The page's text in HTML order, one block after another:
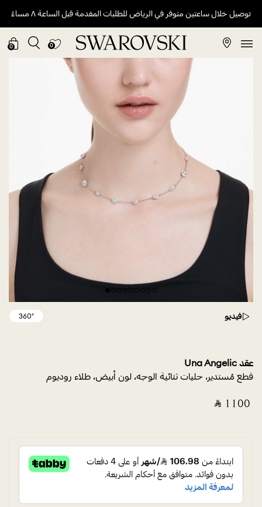
توصيل خلال ساعتين متوفر في الرياض للطلبات المقدمة قبل الساعة ٨ مساءً
0
0
فيديو
عقد Una Angelic
قطع مُستدير، حليات ثنائية الوجه، لون أبيض، طلاء روديوم
‎ ⃁ ⁦1100⁩ ‎